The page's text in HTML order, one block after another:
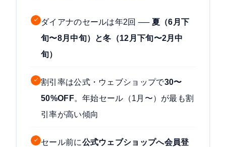
✓ ダイアナのセールは年2回 ── 夏（6月下
旬〜8月中旬）と冬（12月下旬〜2月中
旬）
✓ 割引率は公式・ウェブショップで30〜
50%OFF。年始セール（1月〜）が最も割
引率が高い傾向
✓ セール前に公式ウェブショップへ会員登